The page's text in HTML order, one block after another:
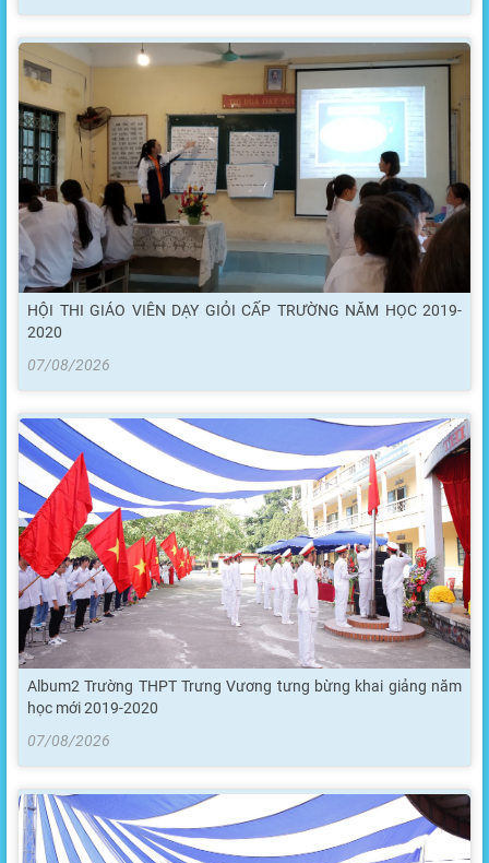
HỘI THI GIÁO VIÊN DẠY GIỎI CẤP TRƯỜNG NĂM HỌC 2019-
2020
07/08/2026
Album2 Trường THPT Trưng Vương tưng bừng khai giảng năm
học mới 2019-2020
07/08/2026